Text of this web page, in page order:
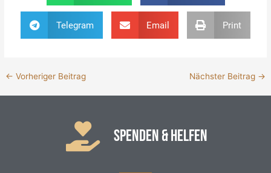
Telegram Email Print
← Vorheriger Beitrag Nächster Beitrag →
SPENDEN & HELFEN